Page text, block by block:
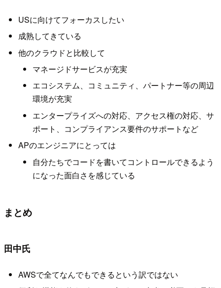
USに向けてフォーカスしたい
成熟してきている
他のクラウドと比較して
マネージドサービスが充実
エコシステム、コミュニティ、パートナー等の周辺
環境が充実
エンタープライズへの対応、アクセス権の対応、サ
ポート、コンプライアンス要件のサポートなど
APのエンジニアにとっては
自分たちでコードを書いてコントロールできるよう
になった面白さを感じている
まとめ
田中氏
AWSで全てなんでもできるという訳ではない